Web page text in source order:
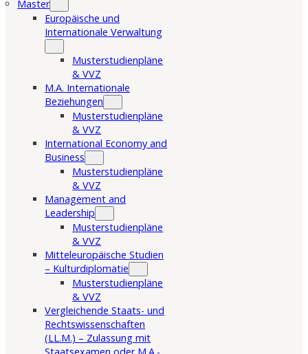
Master
Europäische und
Internationale Verwaltung
Musterstudienpläne
& VVZ
M.A. Internationale
Beziehungen
Musterstudienpläne
& VVZ
International Economy and
Business
Musterstudienpläne
& VVZ
Management and
Leadership
Musterstudienpläne
& VVZ
Mitteleuropäische Studien
– Kulturdiplomatie
Musterstudienpläne
& VVZ
Vergleichende Staats- und
Rechtswissenschaften
(LL.M.) – Zulassung mit